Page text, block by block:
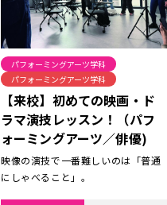
パフォーミングアーツ学科
パフォーミングアーツ学科
【来校】初めての映画・ド
ラマ演技レッスン！（パフ
ォーミングアーツ／俳優)
映像の演技で一番難しいのは「普通
にしゃべること」。